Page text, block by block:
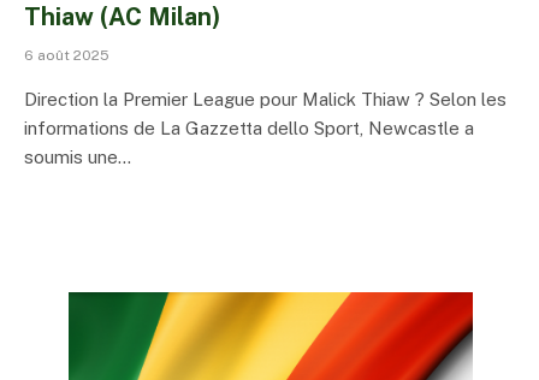
Thiaw (AC Milan)
6 août 2025
Direction la Premier League pour Malick Thiaw ? Selon les
informations de La Gazzetta dello Sport, Newcastle a
soumis une…